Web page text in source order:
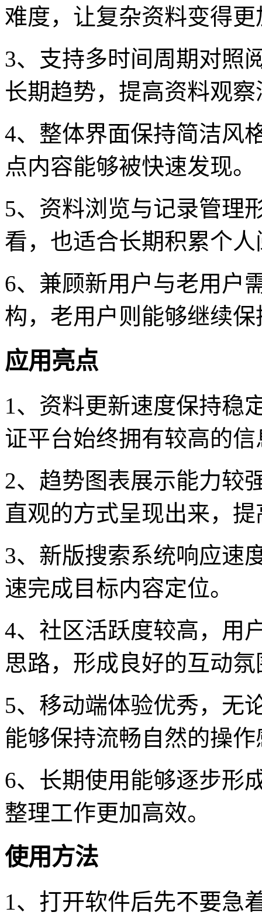
难度，让复杂资料变得
3、支持多时间周期对照
长期趋势，提高资料观察
4、整体界面保持简洁风
点内容能够被快速发现。
5、资料浏览与记录管理
看，也适合长期积累个
6、兼顾新用户与老用户
构，老用户则能够继续
应用亮点
1、资料更新速度保持稳
证平台始终拥有较高的
2、趋势图表展示能力较
直观的方式呈现出来，
3、新版搜索系统响应速
速完成目标内容定位。
4、社区活跃度较高，用
思路，形成良好的互动氛
5、移动端体验优秀，无
能够保持流畅自然的操作
6、长期使用能够逐步形
整理工作更加高效。
使用方法
1、打开软件后先不要急